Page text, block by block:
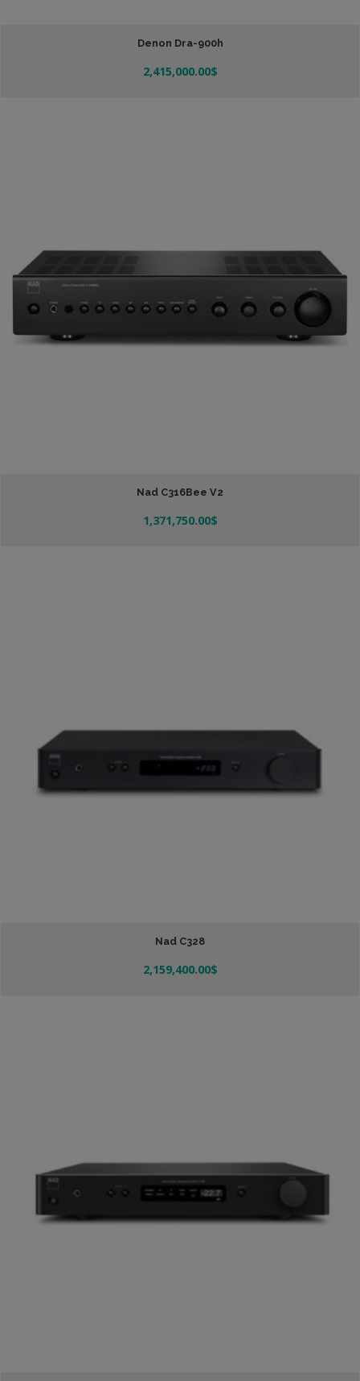
Denon Dra-900h
2,415,000.00$
Añadir Al Carrito
Nad C316Bee V2
1,371,750.00$
Añadir Al Carrito
Nad C328
2,159,400.00$
Añadir Al Carrito